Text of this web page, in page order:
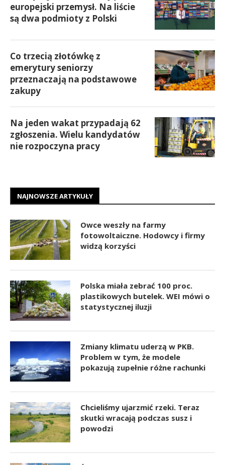
europejski przemysł. Na liście
są dwa podmioty z Polski
Co trzecią złotówkę z
emerytury seniorzy
przeznaczają na podstawowe
zakupy
Na jeden wakat przypadają 62
zgłoszenia. Wielu kandydatów
nie rozpoczyna pracy
NAJNOWSZE ARTYKUŁY
Owce weszły na farmy
fotowoltaiczne. Hodowcy i firmy
widzą korzyści
Polska miała zebrać 100 proc.
plastikowych butelek. WEI mówi o
statystycznej iluzji
Zmiany klimatu uderzą w PKB.
Problem w tym, że modele
pokazują zupełnie różne rachunki
Chcieliśmy ujarzmić rzeki. Teraz
skutki wracają podczas susz i
powodzi